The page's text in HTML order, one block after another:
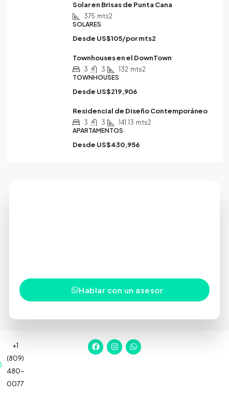
Solar en Brisas de Punta Cana
375 mts2
SOLARES
Desde US$105/por mts2
Townhouses en el DownTown
3 3 132 mts2
TOWNHOUSES
Desde US$219,906
Residencial de Diseño Contemporáneo
3 3 141.13 mts2
APARTAMENTOS
Desde US$430,956
Hablar con un asesor
+1
(809)
480-
0077